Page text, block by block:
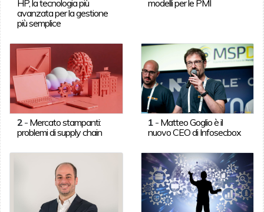
HP, la tecnologia più
avanzata per la gestione
più semplice
modelli per le PMI
2- Mercato stampanti:
problemi di supply chain
1 - Matteo Goglio è il
nuovo CEO di Infosecbox